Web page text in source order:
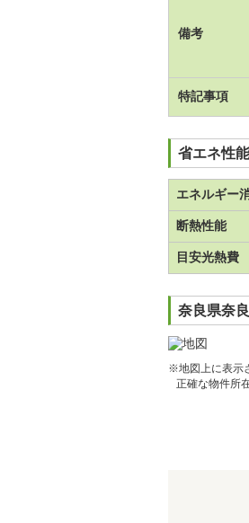
備考
特記事項
省エネ性能
エネルギー
断熱性能
目安光熱費
奈良県奈
※地図上に表示
正確な物件所